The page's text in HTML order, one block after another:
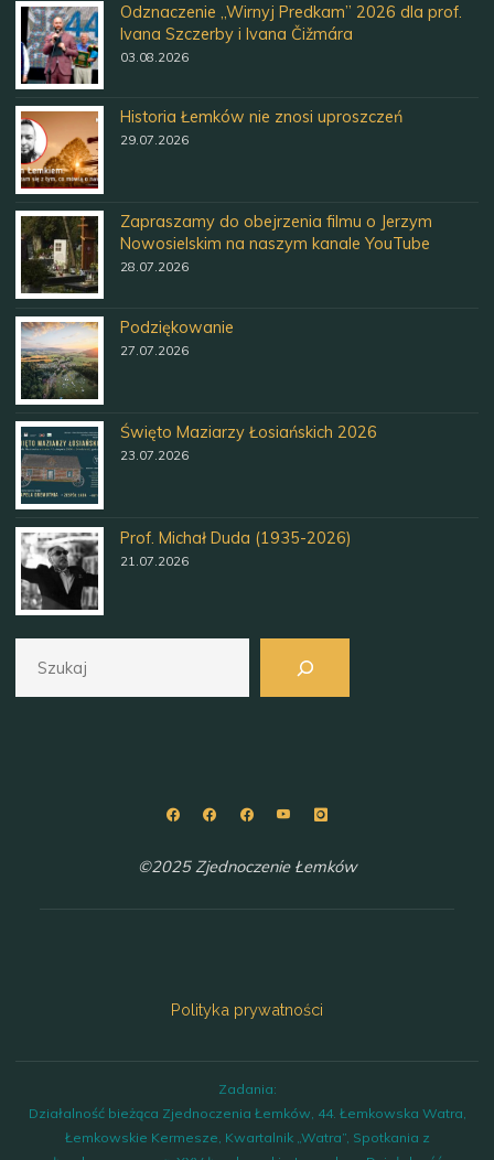
Odznaczenie „Wirnyj Predkam” 2026 dla prof.
Ivana Szczerby i Ivana Čižmára
03.08.2026
Historia Łemków nie znosi uproszczeń
29.07.2026
Zapraszamy do obejrzenia filmu o Jerzym
Nowosielskim na naszym kanale YouTube
28.07.2026
Podziękowanie
27.07.2026
Święto Maziarzy Łosiańskich 2026
23.07.2026
Prof. Michał Duda (1935-2026)
21.07.2026
©2025 Zjednoczenie Łemków
Polityka prywatności
Zadania:
Działalność bieżąca Zjednoczenia Łemków, 44. Łemkowska Watra,
Łemkowskie Kermesze, Kwartalnik „Watra”, Spotkania z